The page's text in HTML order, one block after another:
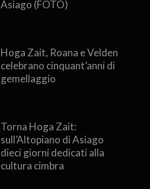
Asiago (FOTO)
Hoga Zait, Roana e Velden
celebrano cinquant’anni di
gemellaggio
Torna Hoga Zait:
sull’Altopiano di Asiago
dieci giorni dedicati alla
cultura cimbra